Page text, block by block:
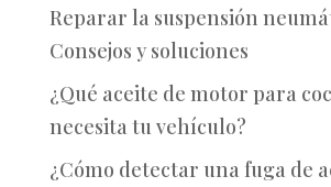
Reparar la suspensión
Consejos y soluciones
¿Qué aceite de motor para
necesita tu vehículo?
¿Cómo detectar una fuga de